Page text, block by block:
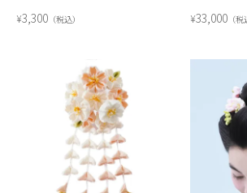
¥3,300 税込 ¥33,000 税